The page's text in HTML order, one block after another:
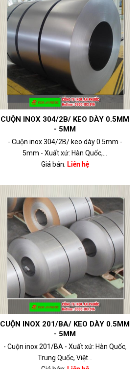
CUỘN INOX 304/2B/ KEO DÀY 0.5MM
- 5MM
- Cuộn inox 304/2B/ keo dày 0.5mm -
5mm - Xuất xứ: Hàn Quốc,...
Giá bán: Liên hệ
CUỘN INOX 201/BA/ KEO DÀY 0.5MM
- 5MM
- Cuộn inox 201/BA - Xuất xứ: Hàn Quốc,
Trung Quốc, Việt...